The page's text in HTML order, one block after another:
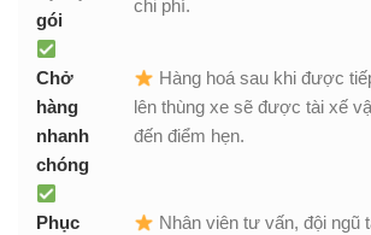
gói
chi phí.
Chở
hàng
nhanh
chóng
Hàng hoá sau khi được
lên thùng xe sẽ được tài xế
đến điểm hẹn.
Phục
Nhân viên tư vấn, đội ngũ